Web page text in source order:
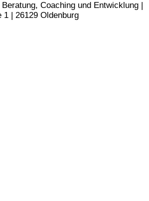
Coaching und Entwicklung |
| 26129 Oldenburg